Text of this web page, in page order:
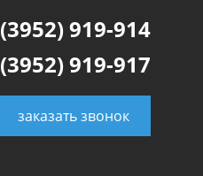
(3952) 919-914
(3952) 919-917
заказать звонок